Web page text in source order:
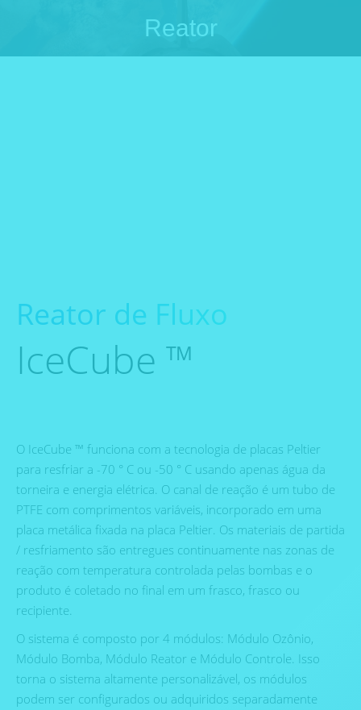
Reator
Você está aqui:
Reator de Fluxo
IceCube ™
O IceCube ™ funciona com a tecnologia de placas Peltier
para resfriar a -70 ° C ou -50 ° C usando apenas água da
torneira e energia elétrica. O canal de reação é um tubo de
PTFE com comprimentos variáveis, incorporado em uma
placa metálica fixada na placa Peltier. Os materiais de partida
/ resfriamento são entregues continuamente nas zonas de
reação com temperatura controlada pelas bombas e o
produto é coletado no final em um frasco, frasco ou
recipiente.
O sistema é composto por 4 módulos: Módulo Ozônio,
Módulo Bomba, Módulo Reator e Módulo Controle. Isso
torna o sistema altamente personalizável, os módulos
podem ser configurados ou adquiridos separadamente